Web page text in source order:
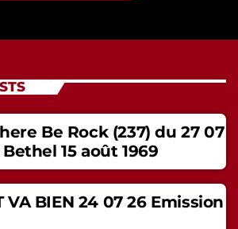
Be Rock (237) du 27 07
15 août 1969
VA BIEN 24 07 26 Emission